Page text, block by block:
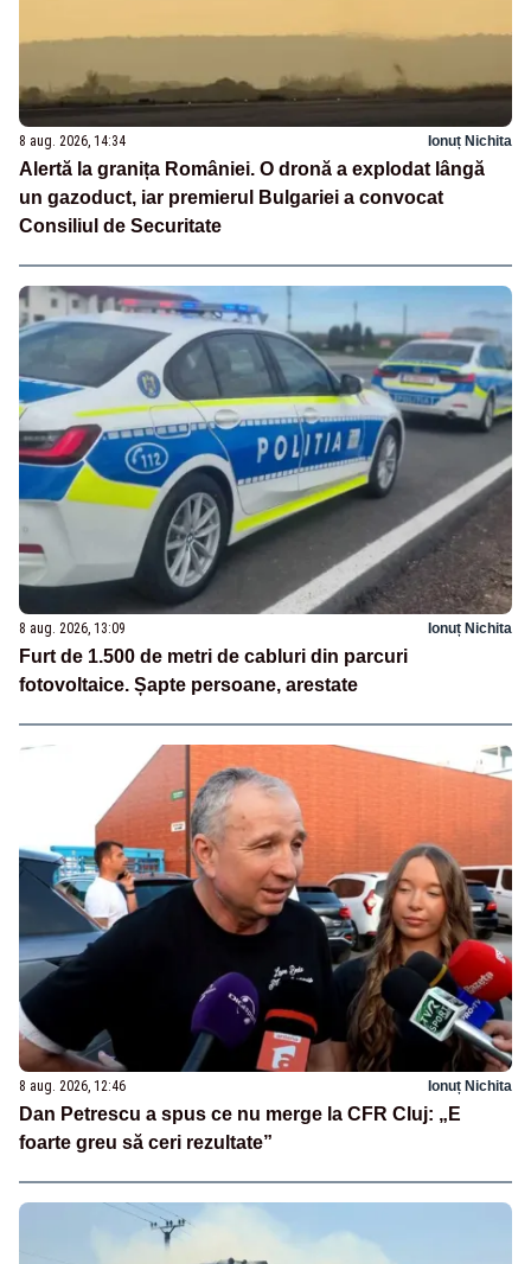
8 aug. 2026, 14:34 Ionuț Nichita
Alertă la granița României. O dronă a explodat lângă
un gazoduct, iar premierul Bulgariei a convocat
Consiliul de Securitate
8 aug. 2026, 13:09 Ionuț Nichita
Furt de 1.500 de metri de cabluri din parcuri
fotovoltaice. Șapte persoane, arestate
8 aug. 2026, 12:46 Ionuț Nichita
Dan Petrescu a spus ce nu merge la CFR Cluj: „E
foarte greu să ceri rezultate”